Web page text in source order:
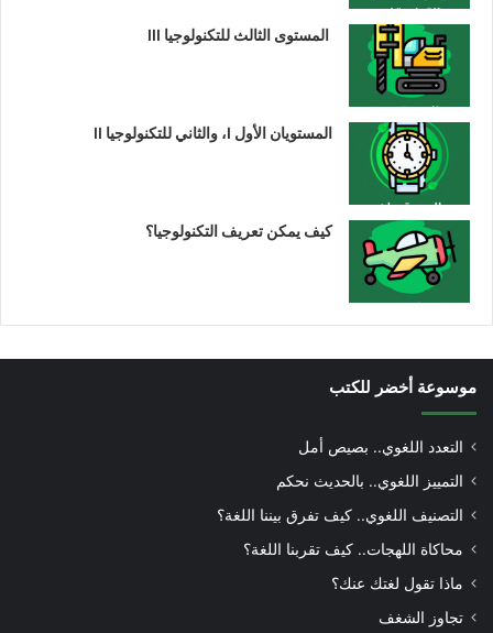
المستوى الثالث للتكنولوجيا III
المستويان الأول I، والثاني للتكنولوجيا II
كيف يمكن تعريف التكنولوجيا؟
موسوعة أخضر للكتب
التعدد اللغوي.. بصيص أمل
التمييز اللغوي.. بالحديث نحكم
التصنيف اللغوي.. كيف تفرق بيننا اللغة؟
محاكاة اللهجات.. كيف تقربنا اللغة؟
ماذا تقول لغتك عنك؟
تجاوز الشغف